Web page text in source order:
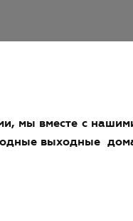
мы вместе с
выходные